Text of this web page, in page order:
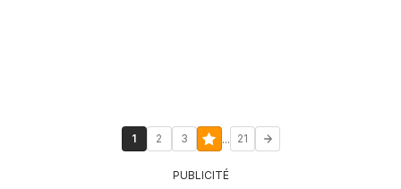
1 2 3 ... 21
PUBLICITÉ